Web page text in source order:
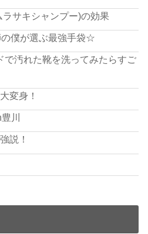
ラサキシャンプー)の効果
僕が選ぶ最強手袋☆
で汚れた靴を洗ってみたらすご
変身！
川
説！